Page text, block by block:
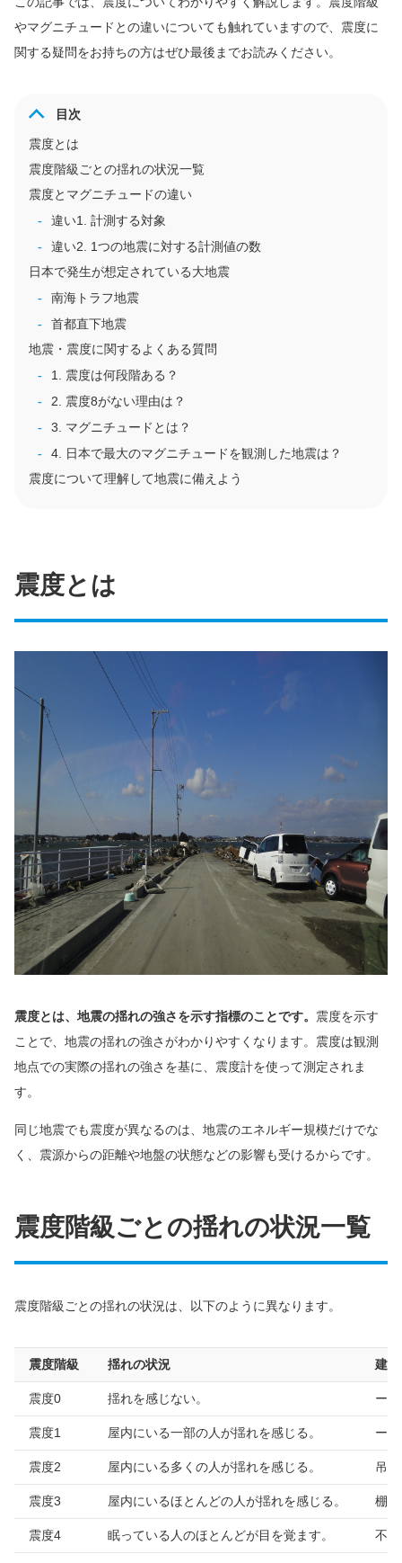
やマグニチュードとの違いについても触れていますので、震度に
関する疑問をお持ちの方はぜひ最後までお読みください。
目次
震度とは
震度階級ごとの揺れの状況一覧
震度とマグニチュードの違い
違い1. 計測する対象
違い2. 1つの地震に対する計測値の数
日本で発生が想定されている大地震
南海トラフ地震
首都直下地震
地震・震度に関するよくある質問
1. 震度は何段階ある？
2. 震度8がない理由は？
3. マグニチュードとは？
4. 日本で最大のマグニチュードを観測した地震は？
震度について理解して地震に備えよう
震度とは
震度とは、地震の揺れの強さを示す指標のことです。 震度を示す
ことで、地震の揺れの強さがわかりやすくなります。震度は観測
地点での実際の揺れの強さを基に、震度計を使って測定されま
す。
同じ地震でも震度が異なるのは、地震のエネルギー規模だけでな
く、震源からの距離や地盤の状態などの影響も受けるからです。
震度階級ごとの揺れの状況一覧
震度階級ごとの揺れの状況は、以下のように異なります。
震度階級 揺れの状況 建
震度0 揺れを感じない。 ー
震度1 屋内にいる一部の人が揺れを感じる。 ー
震度2 屋内にいる多くの人が揺れを感じる。 吊
震度3 屋内にいるほとんどの人が揺れを感じる。 棚
震度4 眠っている人のほとんどが目を覚ます。 不